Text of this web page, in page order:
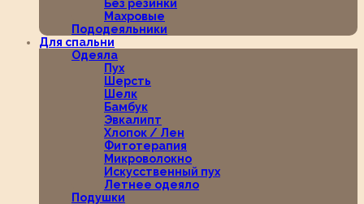
Без резинки
Махровые
Пододеяльники
Для спальни
Одеяла
Пух
Шерсть
Шелк
Бамбук
Эвкалипт
Хлопок / Лен
Фитотерапия
Микроволокно
Искусственный пух
Летнее одеяло
Подушки